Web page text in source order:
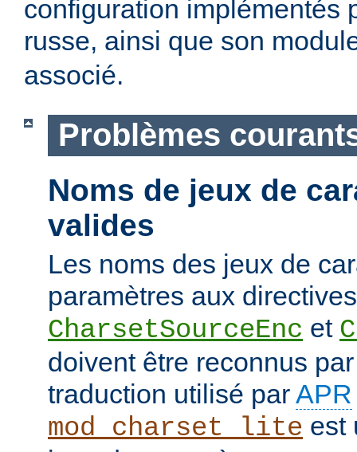
configuration implémentés
russe, ainsi que son
associé.
Problèmes
Noms de jeux de
valides
Les noms des jeux de
paramètres aux directives
CharsetSourceEnc et
doivent être reconnus
traduction utilisé parAPR
mod_charset_lite est